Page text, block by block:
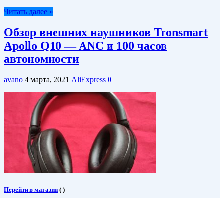
Читать далее »
Обзор внешних наушников Tronsmart
Apollo Q10 — ANC и 100 часов
автономности
avano 4 марта, 2021 AliExpress 0
Перейти в магазин ( )